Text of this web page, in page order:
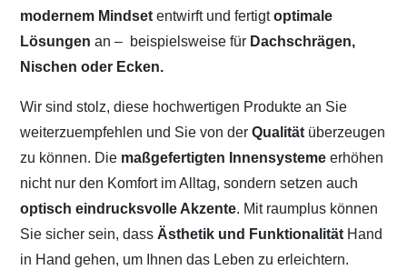
modernem Mindset entwirft und fertigtoptimale
Lösungen an – beispielsweise für Dachschrägen,
Nischen oder Ecken.
Wir sind stolz, diese hochwertigen Produkte an Sie
weiterzuempfehlen und Sie von derQualität überzeugen
zu können. Die maßgefertigten Innensystemeerhöhen
nicht nur den Komfort im Alltag, sondern setzen auch
optisch eindrucksvolle Akzente. Mit raumplus können
Sie sicher sein, dass Ästhetik und Funktionalität Hand
in Hand gehen, um Ihnen das Leben zu erleichtern.